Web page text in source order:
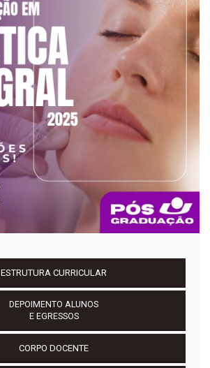
ESTRUTURA CURRICULAR
DEPOIMENTO ALUNOS
E EGRESSOS
CORPO DOCENTE